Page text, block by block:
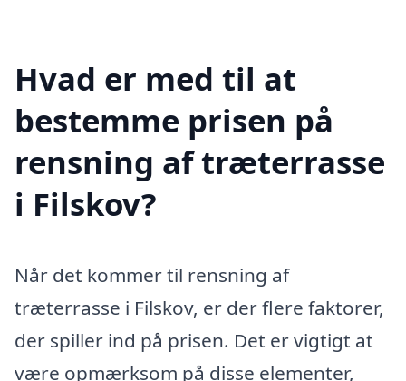
Hvad er med til at
bestemme prisen på
rensning af træterrasse
i Filskov?
Når det kommer til rensning af
træterrasse i Filskov, er der flere faktorer,
der spiller ind på prisen. Det er vigtigt at
være opmærksom på disse elementer,